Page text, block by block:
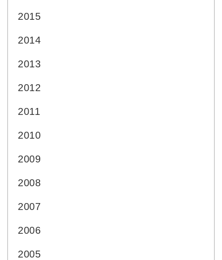
2015
2014
2013
2012
2011
2010
2009
2008
2007
2006
2005